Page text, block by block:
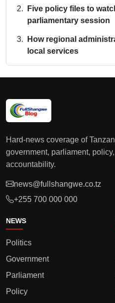
Five policy files to
parliamentary session
How regional
local services
Hard-news coverage of
government, parliament,
accountability.
news@fullshangwe.co.tz
+255 700 000 000
NEWS
Politics
Government
Parliament
Policy